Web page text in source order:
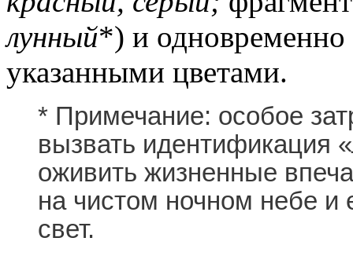
лунный*) и одновременно
указанными цветами.
* Примечание: особое
вызвать идентификация «
оживить жизненные
на чистом ночном небе и
свет.